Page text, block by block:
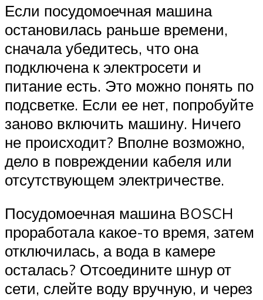
Если посудомоечная машина
остановилась раньше времени,
сначала убедитесь, что она
подключена к электросети и
питание есть. Это можно понять по
подсветке. Если ее нет, попробуйте
заново включить машину. Ничего
не происходит? Вполне возможно,
дело в повреждении кабеля или
отсутствующем электричестве.
Посудомоечная машина BOSCH
проработала какое-то время, затем
отключилась, а вода в камере
осталась? Отсоедините шнур от
сети, слейте воду вручную, и через